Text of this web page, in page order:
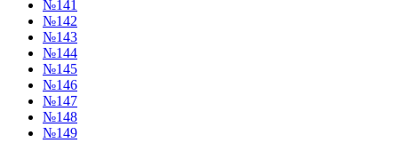
№141
№142
№143
№144
№145
№146
№147
№148
№149